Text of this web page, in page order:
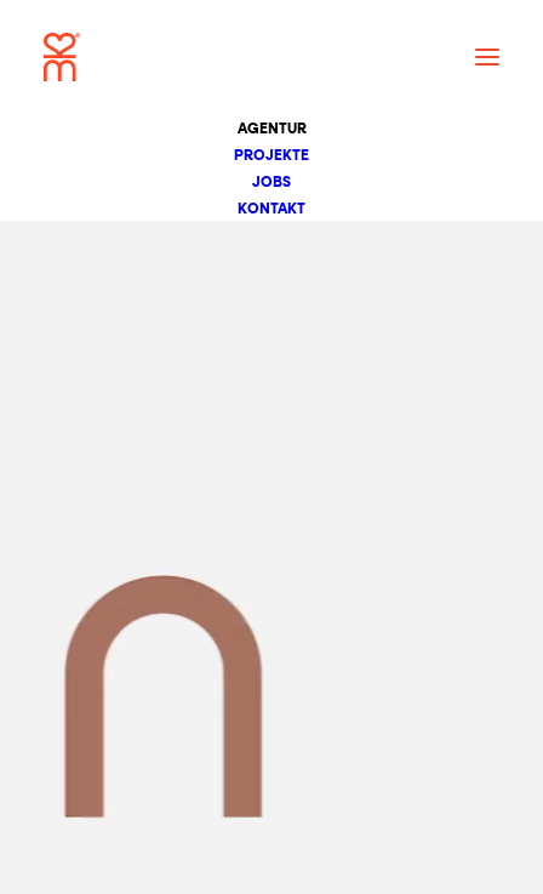
AGENTUR
PROJEKTE
JOBS
KONTAKT